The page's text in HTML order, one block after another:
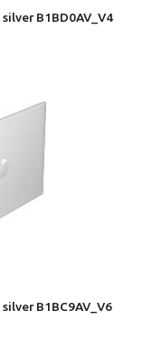
B1BD0AV_V4
B1BC9AV_V6